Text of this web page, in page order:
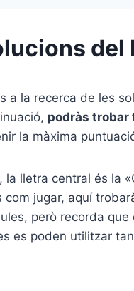
del
a la recerca de les
podràs trobar
la màxima
la lletra central és la
com jugar, aquí
però recorda
es poden utilitzar